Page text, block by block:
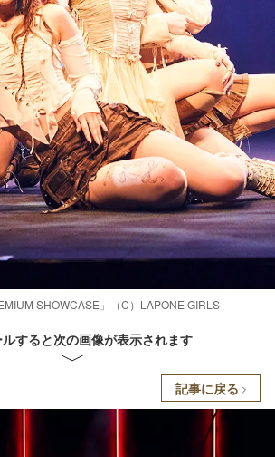
SHOWCASE」（C）LAPONE GIRLS
ルすると次の画像が表示されます
記事に戻る